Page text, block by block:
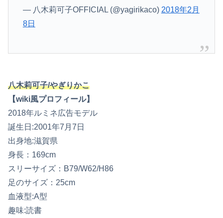
— 八木莉可子OFFICIAL (@yagirikaco) 2018年2月
8日
八木莉可子/やぎりかこ
【wiki風プロフィール】
2018年ルミネ広告モデル
誕生日:2001年7月7日
出身地:滋賀県
身長：169cm
スリーサイズ：B79/W62/H86
足のサイズ：25cm
血液型:A型
趣味:読書